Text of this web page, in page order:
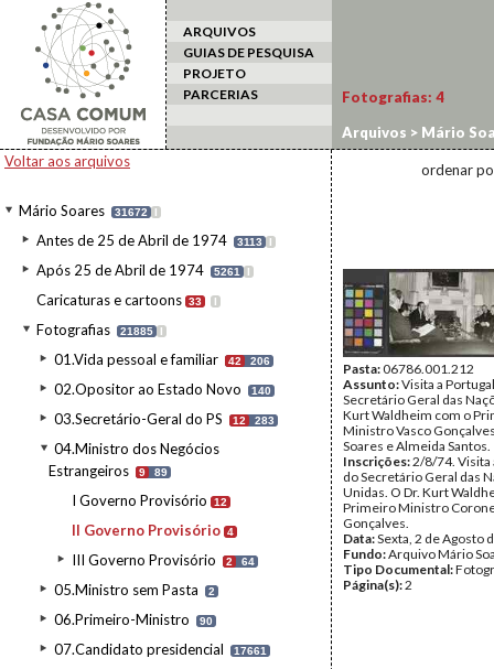
ARQUIVOS
GUIAS DE PESQUISA
PROJETO
PARCERIAS
Voltar aos arquivos
Mário Soares 31672 I
Antes de 25 de Abril de 1974 3113 I
Após 25 de Abril de 1974 5261 I
Caricaturas e cartoons 33 I
Fotografias 21885 I
01.Vida pessoal e familiar 42 206
02.Opositor ao Estado Novo 140
03.Secretário-Geral do PS 12 283
04.Ministro dos Negócios
Estrangeiros
9 89
I Governo Provisório 12
II Governo Provisório 4
III Governo Provisório 2 64
05.Ministro sem Pasta 2
06.Primeiro-Ministro 90
07.Candidato presidencial 17661
Fotografias: 4
Arquivos > Mário
ordenar
Pasta:06786.001.212
Assunto:Visita a
Secretário Geral das
Kurt Waldheim com o
Ministro Vasco
Soares e Almeida Santos.
Inscrições:2/8/74. Visita
do Secretário Geral das
Unidas. O Dr. Kurt
Primeiro Ministro
Gonçalves.
Data:Sexta, 2 de Agosto
Fundo:Arquivo Mário
Tipo Documental:
Página(s):2